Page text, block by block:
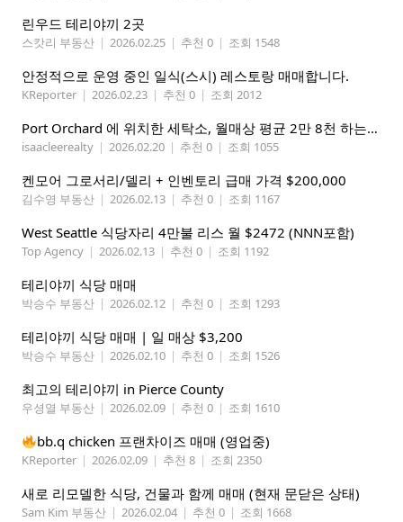
린우드 테리야끼 2곳
스캇리 부동산 | 2026.02.25 | 추천 0 | 조회 1548
안정적으로 운영 중인 일식(스시) 레스토랑 매매합니다.
KReporter | 2026.02.23 | 추천 0 | 조회 2012
Port Orchard 에 위치한 세탁소, 월매상 평균 2만 8천 하는데 20만에 매매합니다
isaacleerealty | 2026.02.20 | 추천 0 | 조회 1055
켄모어 그로서리/델리 + 인벤토리 급매 가격 $200,000
김수영 부동산 | 2026.02.13 | 추천 0 | 조회 1167
West Seattle 식당자리 4만불 리스 월 $2472 (NNN포함)
Top Agency | 2026.02.13 | 추천 0 | 조회 1192
테리야끼 식당 매매
박승수 부동산 | 2026.02.12 | 추천 0 | 조회 1293
테리야끼 식당 매매 | 일 매상 $3,200
박승수 부동산 | 2026.02.10 | 추천 0 | 조회 1526
최고의 테리야끼 in Pierce County
우셩열 부동산 | 2026.02.09 | 추천 0 | 조회 1610
bb.q chicken 프랜차이즈 매매 (영업중)
KReporter | 2026.02.09 | 추천 8 | 조회 2350
새로 리모델한 식당, 건물과 함께 매매 (현재 문닫은 상태)
Sam Kim 부동산 | 2026.02.04 | 추천 0 | 조회 1668